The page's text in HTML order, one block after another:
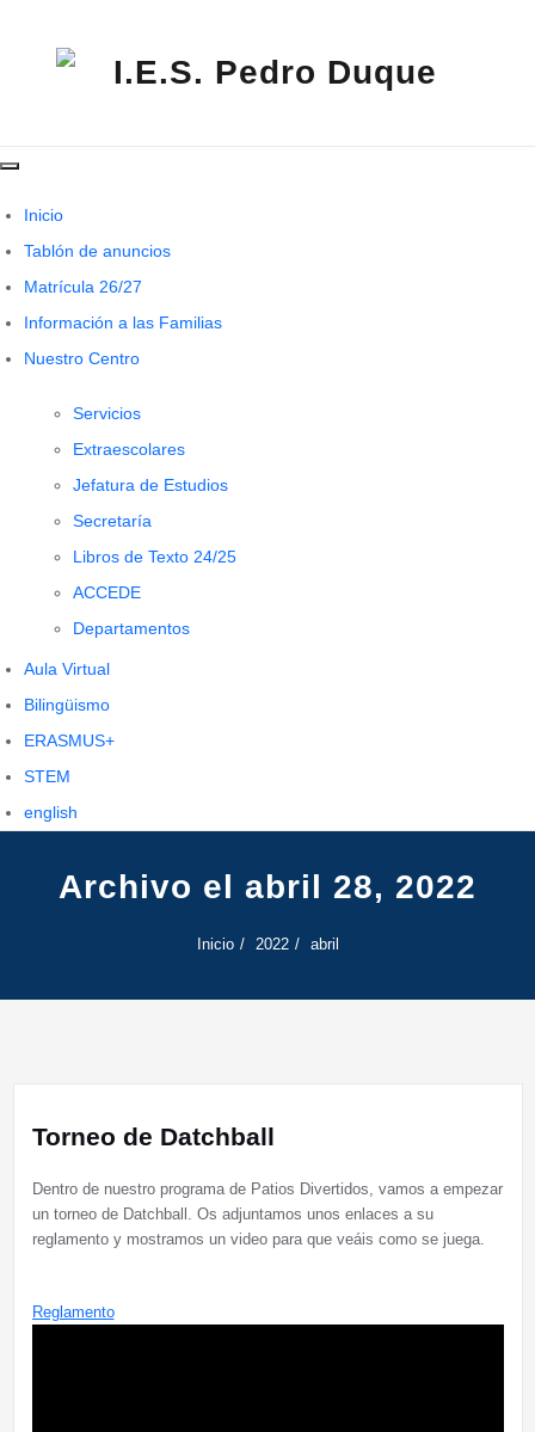
contenido
Inicio
Tablón de anuncios
Matrícula 26/27
Información a las Familias
Nuestro Centro
Servicios
Extraescolares
Jefatura de Estudios
Secretaría
Libros de Texto 24/25
ACCEDE
Departamentos
Aula Virtual
Bilingüismo
ERASMUS+
STEM
english
Archivo el abril 28, 2022
Inicio 2022 abril
Torneo de Datchball
Dentro de nuestro programa de Patios Divertidos, vamos a empezar
un torneo de Datchball. Os adjuntamos unos enlaces a su
reglamento y mostramos un video para que veáis como se juega.
Reglamento